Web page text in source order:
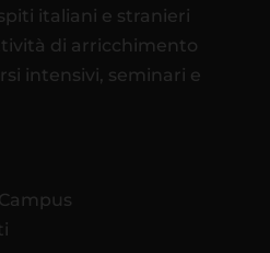
italiani e stranieri
di arricchimento
intensivi, seminari e